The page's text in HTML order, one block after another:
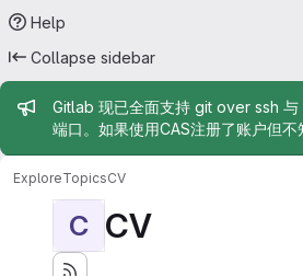
Help
Collapse sidebar
Admin message
Gitlab 现已全面支持 git over ssh
端口。如果使用CAS注册了账户但
ExploreTopicsCV
C CV